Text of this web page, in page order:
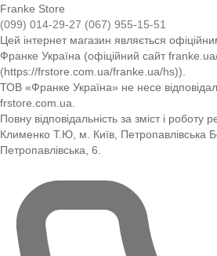
Franke Store
(099) 014-29-27 (067) 955-15-51
Цей інтернет магазин являється
Франке Україна (офіційний сайт
(https://frstore.com.ua/franke.ua/hs)).
ТОВ «Франке Україна» не несе
frstore.com.ua.
Повну відповідальність за зміст і
Клименко Т.Ю, м. Київ, Петропавлівська
Петропавлівська, 6.